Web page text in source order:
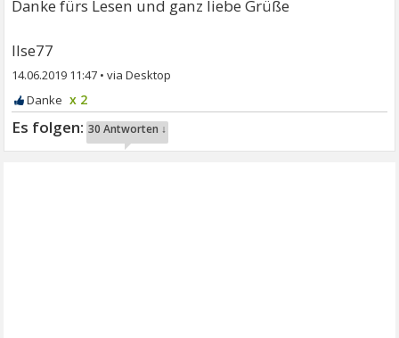
Danke fürs Lesen und ganz liebe Grüße
Ilse77
14.06.2019 11:47 •
x 2
30 Antworten ↓